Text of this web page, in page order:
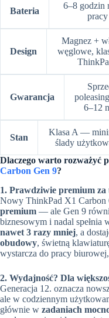
Bateria
6–8 godzin
pracy
Design
Magnez +
węglowe,
Gwarancja
6–12
Stan
Klasa A —
ślady
Dlaczego warto rozważyć
Carbon Gen 9?
1. Prawdziwie premium za
Nowy ThinkPad X1 Carbon
premium — ale Gen 9
biznesowym i nadal spełnia
nawet 3 razy mniej, a
obudowy, świetną
wystarcza do pracy
2. Wydajność? Dla
Generacja 12. oznacza
ale w codziennym
głównie w zadaniach